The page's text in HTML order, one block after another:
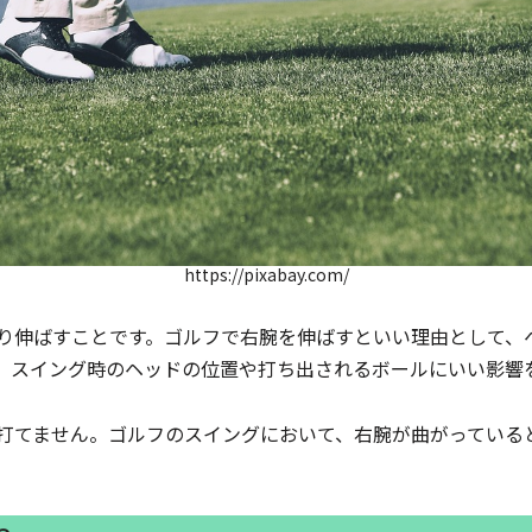
https://pixabay.com/
ばすことです。ゴルフで右腕を伸ばすといい理由として
イング時のヘッドの位置や打ち出されるボールにいい影響
ません。ゴルフのスイングにおいて、右腕が曲がってい